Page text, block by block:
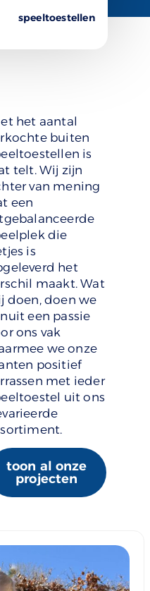
speeltoestellen
het aantal
buiten
is
telt. Wij zijn
van mening
een
die
is
het
maakt. Wat
doen, doen we
een passie
ons vak
we onze
positief
met ieder
uit ons
toon al onze
projecten